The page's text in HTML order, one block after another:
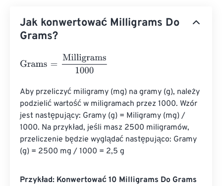
Jak konwertować Milligrams Do
Grams?
Grams Milligrams1000
Aby przeliczyć miligramy (mg) na gramy (g), należy
podzielić wartość w miligramach przez 1000. Wzór
jest następujący: Gramy (g) = Miligramy (mg) /
1000. Na przykład, jeśli masz 2500 miligramów,
przeliczenie będzie wyglądać następująco: Gramy
(g) = 2500 mg / 1000 = 2,5 g
Przykład: Konwertować 10 Milligrams Do Grams